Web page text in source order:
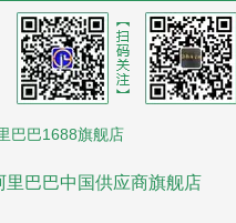
陶瓷基板
巴巴1688旗舰店
里巴巴中国供应商旗舰店